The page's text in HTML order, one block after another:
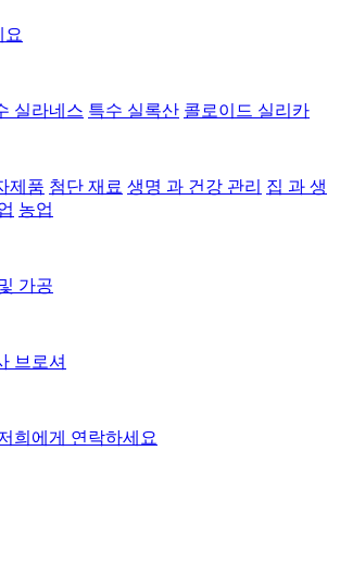
요
실라네스 특수 실록산 콜로이드 실리카
제품 첨단 재료 생명 과 건강 관리 집 과 생
농업
가공
브로셔
희에게 연락하세요